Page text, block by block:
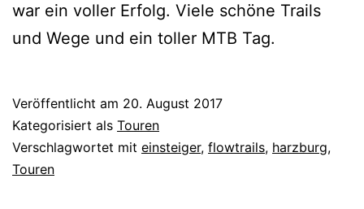
war ein voller Erfolg. Viele schöne Trails
und Wege und ein toller MTB Tag.
Veröffentlicht am 20. August 2017
Kategorisiert als Touren
Verschlagwortet mit einsteiger, flowtrails, harzburg,
Touren